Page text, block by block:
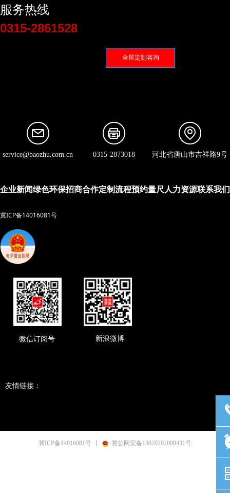
服务热线
0315-2861528
service@baozhu.com.cn 0315-2873018 河北省唐山市吉祥路9号
微信订阅号 新浪微博
全屋定制咨询
企业新闻绿色环保招商合作定制流程预约量尺 人力资源联系我们
冀ICP备14016081号
友情链接：
冀ICP备14016081号 冀公网安备13020202000431号